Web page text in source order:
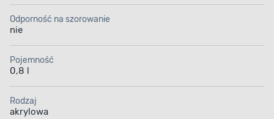
Odporność na szorowanie
nie
Pojemność
0,8 l
Rodzaj
akrylowa